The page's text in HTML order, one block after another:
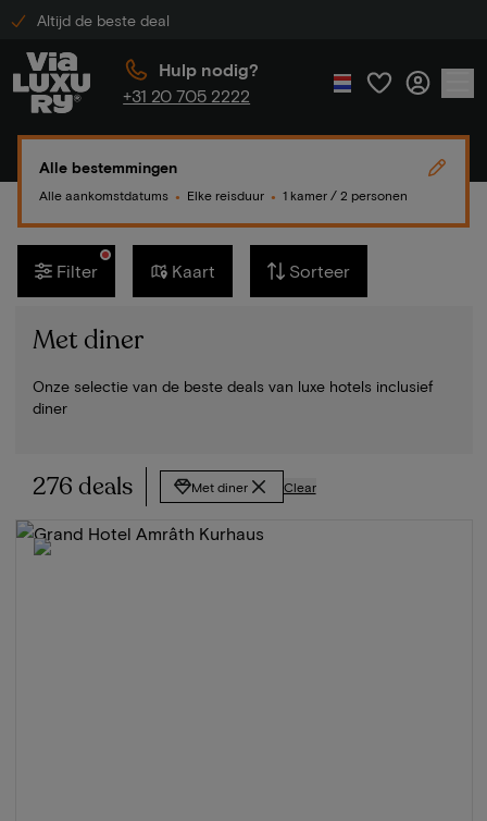
Altijd de beste deal
Hulp nodig?
+31 20 705 2222
Alle bestemmingen
Alle aankomstdatums ● Elke reisduur ● 1 kamer / 2 personen
Filter Kaart Sorteer
Met diner
Onze selectie van de beste deals van luxe hotels inclusief
diner
276 deals Met diner Clear